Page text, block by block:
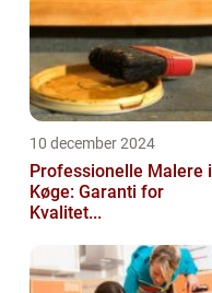
10 december 2024
Professionelle Malere i
Køge: Garanti for
Kvalitet...